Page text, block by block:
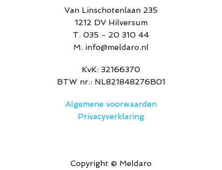
Copyright © Meldaro
Van Linschotenlaan 235
1212 DV Hilversum
T. 035 - 20 310 44
M. info@meldaro.nl
​KvK: 32166370​
BTW nr.: NL821848276B01
Algemene voorwaarden
Privacyverklaring